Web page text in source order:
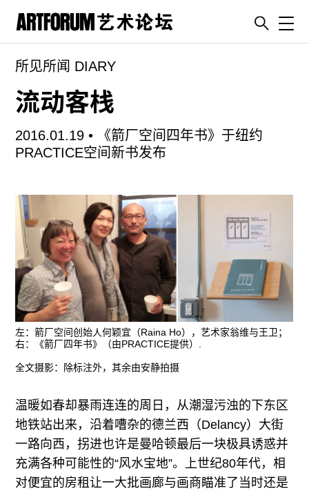
artguide
新闻
展评
杂志
ENGLISH
ART & EDUCATION
广告
订阅
往期内容
关注我们
所见所闻 DIARY
流动客栈
2016.01.19 •
《箭厂空间四年书》于纽约
PRACTICE空间新书发布
左：箭厂空间创始人何颖宜（Raina Ho），艺术家翁维与王卫；
右：《箭厂四年书》（由PRACTICE提供）.
全文摄影：除标注外，其余由安静拍摄
温暖如春却暴雨连连的周日，从潮湿污浊的下东区
地铁站出来，沿着嘈杂的德兰西（Delancy）大街
一路向西，拐进也许是曼哈顿最后一块极具诱惑并
充满各种可能性的“风水宝地”。上世纪80年代，相
对便宜的房租让一大批画廊与画商瞄准了当时还是